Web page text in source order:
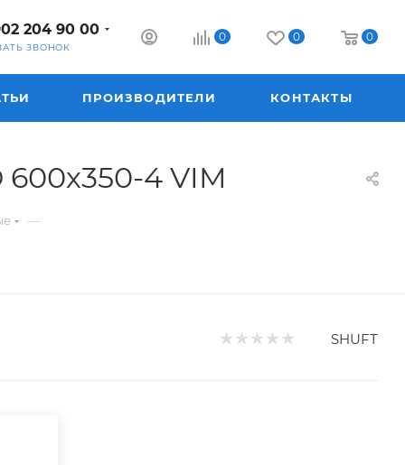
204 90 00
ЗВОНОК
0 0 0
ПРОИЗВОДИТЕЛИ КОНТАКТЫ
4 VIM
—
SHUFT